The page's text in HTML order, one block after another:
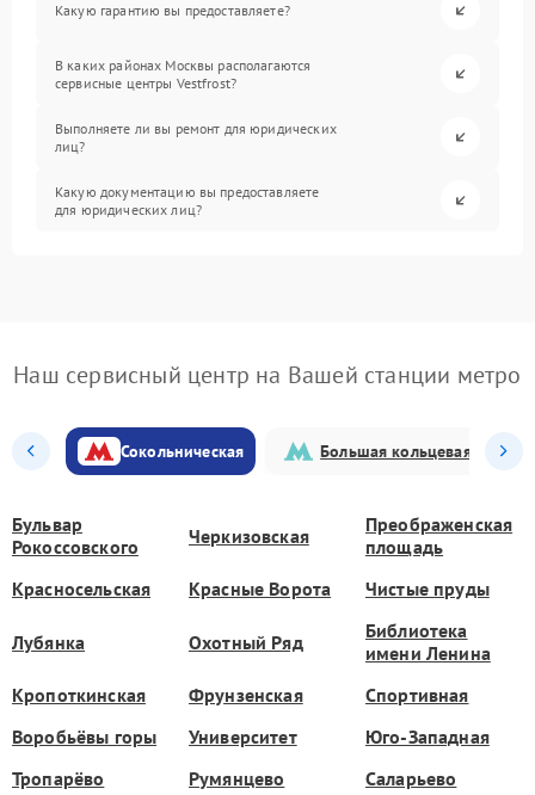
Какую гарантию вы предоставляете?
В каких районах Москвы располагаются
сервисные центры Vestfrost?
Выполняете ли вы ремонт для юридических
лиц?
Какую документацию вы предоставляете
для юридических лиц?
Наш сервисный центр на Вашей станции метро
Сокольническая Большая кольцевая
Бульвар
Рокоссовского
Черкизовская
Преображенская
площадь
Красносельская
Красные Ворота Чистые пруды
Лубянка Охотный Ряд
Библиотека
имени Ленина
Кропоткинская
Фрунзенская
Спортивная
Воробьёвы горы
Университет
Юго-Западная
Тропарёво
Румянцево Саларьево